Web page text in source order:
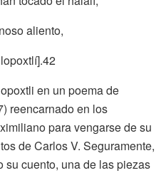
aliento,
en un poema de
reencarnado en los
para vengarse de su
de Carlos V. Seguramente,
su cuento, una de las piezas